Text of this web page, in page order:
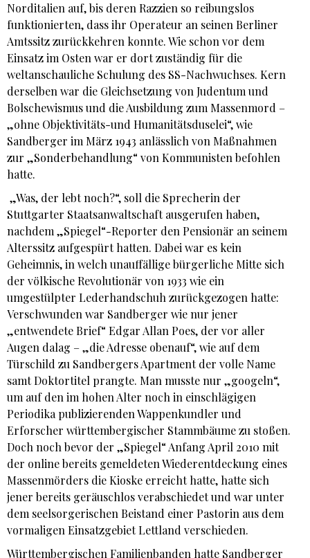
Norditalien auf, bis deren Razzien so reibungslos
funktionierten, dass ihr Operateur an seinen Berliner
Amtssitz zurückkehren konnte. Wie schon vor dem
Einsatz im Osten war er dort zuständig für die
weltanschauliche Schulung des SS-Nachwuchses. Kern
derselben war die Gleichsetzung von Judentum und
Bolschewismus und die Ausbildung zum Massenmord –
„ohne Objektivitäts-und Humanitätsduselei“, wie
Sandberger im März 1943 anlässlich von Maßnahmen
zur „Sonderbehandlung“ von Kommunisten befohlen
hatte.
„Was, der lebt noch?“, soll die Sprecherin der
Stuttgarter Staatsanwaltschaft ausgerufen haben,
nachdem „Spiegel“-Reporter den Pensionär an seinem
Alterssitz aufgespürt hatten. Dabei war es kein
Geheimnis, in welch unauffällige bürgerliche Mitte sich
der völkische Revolutionär von 1933 wie ein
umgestülpter Lederhandschuh zurückgezogen hatte:
Verschwunden war Sandberger wie nur jener
„entwendete Brief“ Edgar Allan Poes, der vor aller
Augen dalag – „die Adresse obenauf“, wie auf dem
Türschild zu Sandbergers Apartment der volle Name
samt Doktortitel prangte. Man musste nur „googeln“,
um auf den im hohen Alter noch in einschlägigen
Periodika publizierenden Wappenkundler und
Erforscher württembergischer Stammbäume zu stoßen.
Doch noch bevor der „Spiegel“ Anfang April 2010 mit
der online bereits gemeldeten Wiederentdeckung eines
Massenmörders die Kioske erreicht hatte, hatte sich
jener bereits geräuschlos verabschiedet und war unter
dem seelsorgerischen Beistand einer Pastorin aus dem
vormaligen Einsatzgebiet Lettland verschieden.
Württembergischen Familienbanden hatte Sandberger